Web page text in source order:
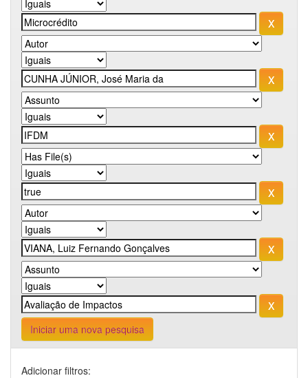
Iniciar uma nova pesquisa
Adicionar filtros: